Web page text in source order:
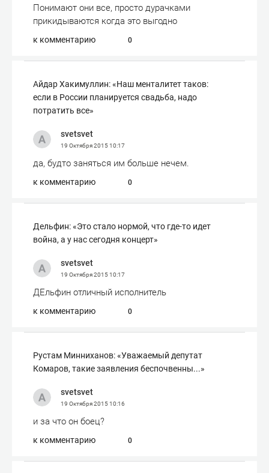
Понимают они все, просто дурачками
прикидываются когда это выгодно
к комментарию 0
Айдар Хакимуллин: «Наш менталитет таков:
если в России планируется свадьба, надо
потратить все»
svetsvet
19 Октября 201510:17
да, будто заняться им больше нечем.
к комментарию 0
Дельфин: «Это стало нормой, что где-то идет
война, а у нас сегодня концерт»
svetsvet
19 Октября 201510:17
ДЕльфин отличный исполнитель
к комментарию 0
Рустам Минниханов: «Уважаемый депутат
Комаров, такие заявления беспочвенны...»
svetsvet
19 Октября 201510:16
и за что он боец?
к комментарию 0